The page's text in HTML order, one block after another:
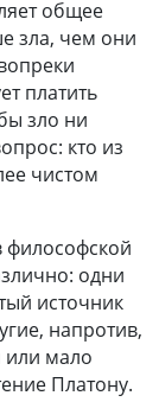
общее
зла, чем они
платить
зло ни
кто из
чистом
философской
одни
источник
напротив,
или мало
Платону.